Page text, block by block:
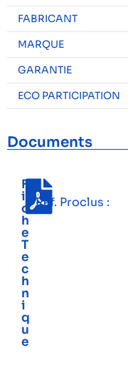
FABRICANT
MARQUE
GARANTIE
ECO PARTICIPATION
Documents
F
i
c
h
e
T
e
c
h
n
i
q
u
e
Réf. Proclus :